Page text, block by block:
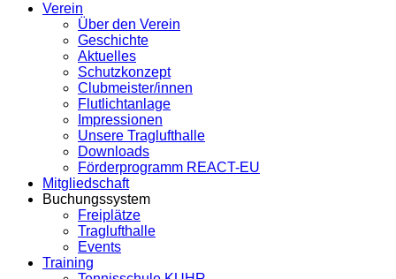
Verein
Über den Verein
Geschichte
Aktuelles
Schutzkonzept
Clubmeister/innen
Flutlichtanlage
Impressionen
Unsere Traglufthalle
Downloads
Förderprogramm REACT-EU
Mitgliedschaft
Buchungssystem
Freiplätze
Traglufthalle
Events
Training